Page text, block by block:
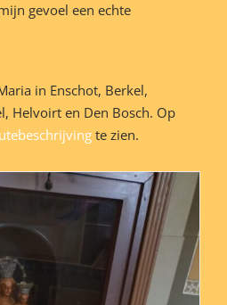
gevoel een echte
in Enschot, Berkel,
Helvoirt en Den Bosch. Op
te zien.